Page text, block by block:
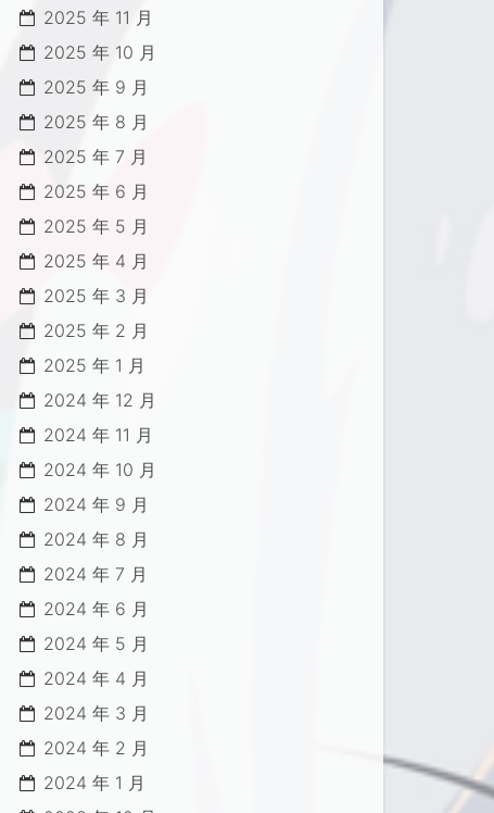
2025 年 11 月
2025 年 10 月
2025 年 9 月
2025 年 8 月
2025 年 7 月
2025 年 6 月
2025 年 5 月
2025 年 4 月
2025 年 3 月
2025 年 2 月
2025 年 1 月
2024 年 12 月
2024 年 11 月
2024 年 10 月
2024 年 9 月
2024 年 8 月
2024 年 7 月
2024 年 6 月
2024 年 5 月
2024 年 4 月
2024 年 3 月
2024 年 2 月
2024 年 1 月